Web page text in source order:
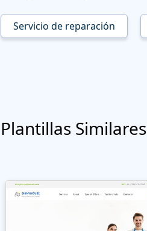
Servicio de reparación
Plantillas Similares